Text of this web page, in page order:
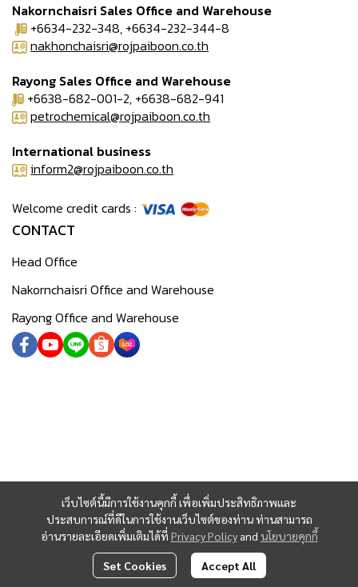
เว็บไซต์นี้มีการใช้งานคุกกี้ เพื่อเพิ่มประสิทธิภาพและ
ประสบการณ์ที่ดีในการใช้งานเว็บไซต์ของท่าน ท่านสามารถ
อ่านรายละเอียดเพิ่มเติมได้ที่ Privacy Policy and นโยบายคุกกี้
Set Cookies Accept All
Nakornchaisri Sales Office and Warehouse
+6634-232-348, +6634-232-344-8
nakhonchaisri@rojpaiboon.co.th
Rayong Sales Office and Warehouse
+6638-682-001-2, +6638-682-941
petrochemical@rojpaiboon.co.th
International business
inform2@rojpaiboon.co.th
Welcome credit cards :
CONTACT
Head Office
Nakornchaisri Office and Warehouse
Rayong Office and Warehouse